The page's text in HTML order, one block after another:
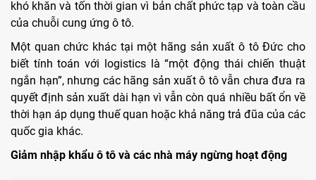
khó khăn và tốn thời gian vì bản chất phức tạp và toàn cầu
của chuỗi cung ứng ô tô.
Một quan chức khác tại một hãng sản xuất ô tô Đức cho
biết tính toán với logistics là “một động thái chiến thuật
ngắn hạn”, nhưng các hãng sản xuất ô tô vẫn chưa đưa ra
quyết định sản xuất dài hạn vì vẫn còn quá nhiều bất ổn về
thời hạn áp dụng thuế quan hoặc khả năng trả đũa của các
quốc gia khác.
Giảm nhập khẩu ô tô và các nhà máy ngừng hoạt động